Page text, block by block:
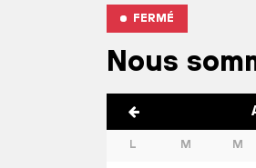
FERMÉ
Nous
L M M